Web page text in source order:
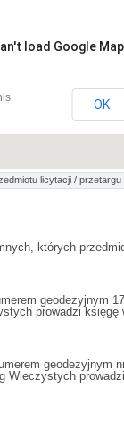
load Google
OK
licytacji / przetargu
których
geodezyjnym
prowadzi
geodezyjnym